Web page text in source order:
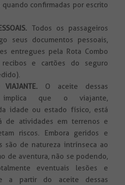
confirmadas por escrito
Todos os passageiros
seus documentos pessoais,
entregues pela Rota Combo
e cartões do seguro
O aceite dessas
implica que o viajante,
idade ou estado físico, está
de atividades em terrenos e
riscos. Embora geridos e
são de natureza intrínseca ao
de aventura, não se podendo,
eventuais lesões e
a partir do aceite dessas